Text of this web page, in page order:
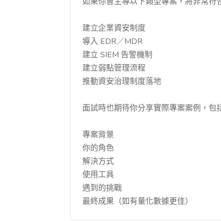
建立企業資安制度
導入 EDR／MDR
建立 SIEM 告警機制
建立弱點管理流程
推動資安治理制度落地
面試時也期待你分享實際專案案例，包
專案背景
你的角色
解決方式
使用工具
遇到的挑戰
最終成果（如有量化數據更佳）